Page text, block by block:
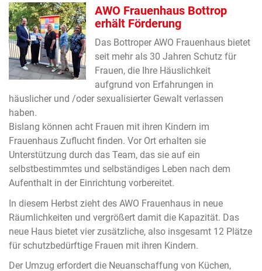
AWO Frauenhaus Bottrop
erhält Förderung
Das Bottroper AWO Frauenhaus bietet
seit mehr als 30 Jahren Schutz für
Frauen, die Ihre Häuslichkeit
aufgrund von Erfahrungen in
häuslicher und /oder sexualisierter Gewalt verlassen
haben.
Bislang können acht Frauen mit ihren Kindern im
Frauenhaus Zuflucht finden. Vor Ort erhalten sie
Unterstützung durch das Team, das sie auf ein
selbstbestimmtes und selbständiges Leben nach dem
Aufenthalt in der Einrichtung vorbereitet.
In diesem Herbst zieht des AWO Frauenhaus in neue
Räumlichkeiten und vergrößert damit die Kapazität. Das
neue Haus bietet vier zusätzliche, also insgesamt 12 Plätze
für schutzbedürftige Frauen mit ihren Kindern.
Der Umzug erfordert die Neuanschaffung von Küchen,